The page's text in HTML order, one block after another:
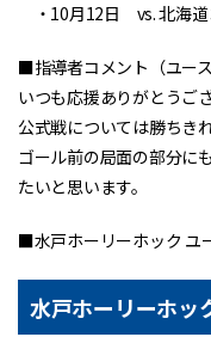
・10月12日 vs. 北海
■指導者コメント（ユー
いつも応援ありがとうご
公式戦については勝ちき
ゴール前の局面の部分に
たいと思います。
■水戸ホーリーホック ユ
水戸ホーリーホッ